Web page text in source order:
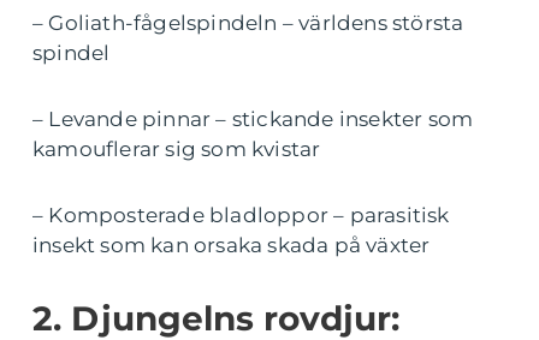
– Goliath-fågelspindeln – världens största
spindel
– Levande pinnar – stickande insekter som
kamouflerar sig som kvistar
– Komposterade bladloppor – parasitisk
insekt som kan orsaka skada på växter
2. Djungelns rovdjur: